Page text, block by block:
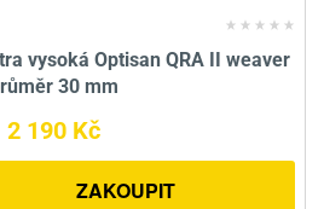
vysoká Optisan QRA II weaver
30 mm
2 190 Kč
ZAKOUPIT